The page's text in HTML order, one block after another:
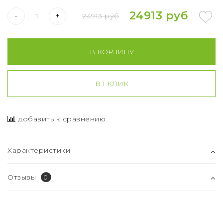
- + 24913 руб 24913 руб
В КОРЗИНУ
В 1 КЛИК
добавить к сравнению
Характеристики
Отзывы 0